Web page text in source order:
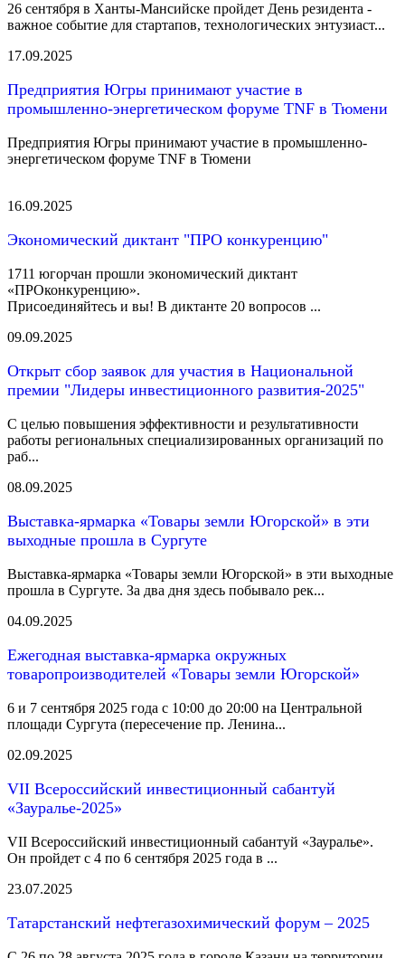
26 сентября в Ханты-Мансийске пройдет День резидента -
важное событие для стартапов, технологических энтузиаст...
17.09.2025
Предприятия Югры принимают участие в
промышленно-энергетическом форуме TNF в Тюмени
Предприятия Югры принимают участие в промышленно-
энергетическом форуме TNF в Тюмени
16.09.2025
Экономический диктант "ПРО конкуренцию"
1711 югорчан прошли экономический диктант
«ПРОконкуренцию».
Присоединяйтесь и вы! В диктанте 20 вопросов ...
09.09.2025
Открыт сбор заявок для участия в Национальной
премии "Лидеры инвестиционного развития-2025"
С целью повышения эффективности и результативности
работы региональных специализированных организаций по
раб...
08.09.2025
Выставка-ярмарка «Товары земли Югорской» в эти
выходные прошла в Сургуте
Выставка-ярмарка «Товары земли Югорской» в эти выходные
прошла в Сургуте. За два дня здесь побывало рек...
04.09.2025
Ежегодная выставка-ярмарка окружных
товаропроизводителей «Товары земли Югорской»
6 и 7 сентября 2025 года с 10:00 до 20:00 на Центральной
площади Сургута (пересечение пр. Ленина...
02.09.2025
VII Всероссийский инвестиционный сабантуй
«Зауралье-2025»
VII Всероссийский инвестиционный сабантуй «Зауралье».
Он пройдет с 4 по 6 сентября 2025 года в ...
23.07.2025
Татарстанский нефтегазохимический форум – 2025